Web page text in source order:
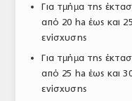
Για τµήµα της
από 20 ha έως και
ενίσχυσης
Για τµήµα της
από 25 ha έως και
ενίσχυσης